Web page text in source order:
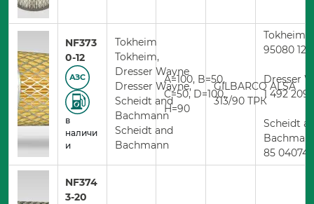
NF373
0-12
АЗС
в
наличи
и
Tokheim
Tokheim,
Dresser Wayne
Dresser Wayne,
Scheidt and
Bachmann
Scheidt and
Bachmann
A=100, B=50,
C=50, D=100,
H=90
GILBARCO ALSA
313/90 ТРК
Tokheim
95080 12
Dresser
1 492 209
Scheidt
85 04074
NF374
3-20